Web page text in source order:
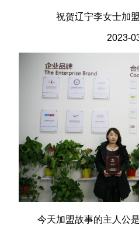
祝贺辽宁李女士加
2023-
今天加盟故事的主人公是